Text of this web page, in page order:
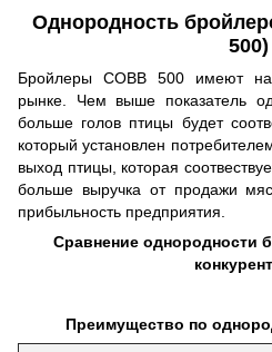
Однородность
500)
Бройлеры COBB 500 имеют
рынке. Чем выше показатель
больше голов птицы будет
который установлен
выход птицы, которая
больше выручка от продажи
прибыльность предприятия.
Сравнение однородности
Преимущество по